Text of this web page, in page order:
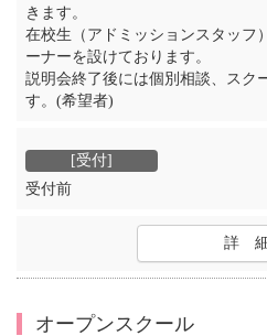
きます。
在校生（アドミッションスタッフ
ーナーを設けております。
説明会終了後には個別相談、スク
す。(希望者)
受付前
詳
オープンスクール